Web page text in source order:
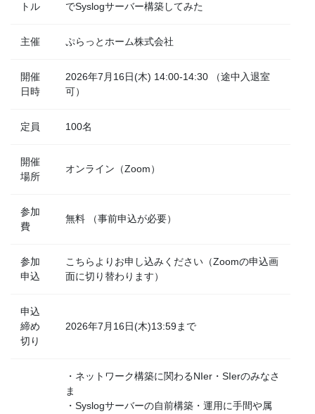
トル
でSyslogサーバー構築してみた
主催 ぷらっとホーム株式会社
開催
日時
2026年7月16日(木) 14:00-14:30 （途中入退室
可）
定員 100名
開催
場所
オンライン（Zoom）
参加
費
無料 （事前申込が必要）
参加
申込
こちらよりお申し込みください（Zoomの申込画
面に切り替わります）
申込
締め
切り
2026年7月16日(木)13:59まで
・ネットワーク構築に関わるNIer・SIerのみなさ
ま
・Syslogサーバーの自前構築・運用に手間や属